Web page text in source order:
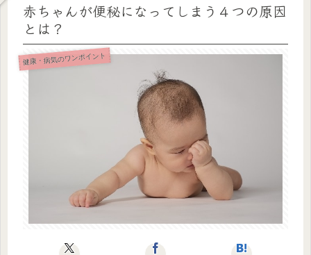
赤ちゃんが便秘になってしまう４つの原因
とは？
健康・病気のワンポイント